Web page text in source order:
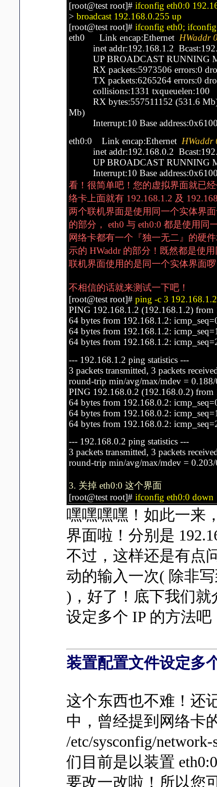
[root@test root]# ifconfig eth0:0
> broadcast 192.168.0.255 up
[root@test root]# ifconfig eth0;
eth0 Link encap:Ethernet HWaddr
inet addr:192.168.1.2
UP BROADCAST RUNNING
RX packets:5973506 errors:0
TX packets:6265264 errors:0
collisions:1331 txqueuelen:100
RX bytes:557511152 (531.6 Mb)
Mb)
Interrupt:10 Base
eth0:0 Link encap:Ethernet
inet addr:192.168.0.2
UP BROADCAST RUNNING
Interrupt:10 Base
看！很简单吧！您的虚拟界面就已
络卡上面就有 192.168.1.2 及
两个联机界面是使用同一个实体界
的部分， eth0 与 eth0:0 都是使用
网络卡都有一个『独一无二』的硬
示的 HWaddr 的部分！既然都是使
联机界面使用的是同一个实体界面
不相信的话就来测试一下吧！
[root@test root]# ping -c 3
PING 192.168.1.2 (192.168.1.2) from
64 bytes from 192.168.1.2:
64 bytes from 192.168.1.2:
64 bytes from 192.168.1.2:
--- 192.168.1.2 ping statistics ---
3 packets transmitted, 3 packets
round-trip min/avg/max/mdev =
PING 192.168.0.2 (192.168.0.2) from
64 bytes from 192.168.0.2:
64 bytes from 192.168.0.2:
64 bytes from 192.168.0.2:
--- 192.168.0.2 ping statistics ---
3 packets transmitted, 3 packets
round-trip min/avg/max/mdev =
3. 关掉 eth0:0 这个界面
[root@test root]# ifconfig eth0:0 down
嘿嘿嘿嘿！如此一来
界面啦！分别是
不过，这样还是有点
动的输入一次( 除非
)，好了！底下我们
设定多个 IP 的方法吧
装置配置文件设定多
这个东西也不难！还
中，曾经提到网络卡
/etc/sysconfig/
们目前是以装置
要改一改啦！所以您